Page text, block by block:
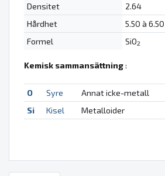
Densitet
2.64
Hårdhet
5.50 à 6.50
Formel
SiO2
Kemisk sammansättning:
O Syre Annat icke-metall
Si
Kisel Metalloider